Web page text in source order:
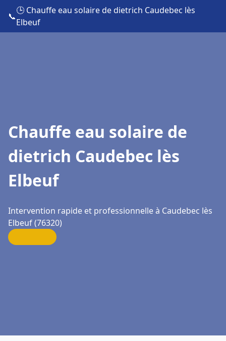
📞
🕒 Chauffe eau solaire de dietrich Caudebec lès
Elbeuf
Chauffe eau solaire de
dietrich Caudebec lès
Elbeuf
Intervention rapide et professionnelle à Caudebec lès
Elbeuf (76320)